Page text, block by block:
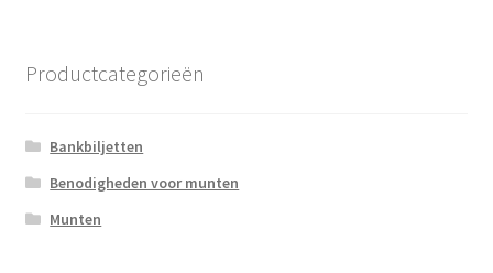
Productcategorieën
Bankbiljetten
Benodigheden voor munten
Munten